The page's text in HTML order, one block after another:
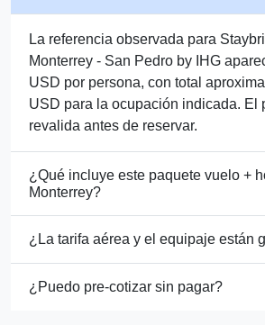
La referencia observada para
Monterrey - San Pedro by IHG
USD por persona, con total
USD para la ocupación indicada. El
revalida antes de reservar.
¿Qué incluye este paquete vuelo +
Monterrey?
¿La tarifa aérea y el equipaje están
¿Puedo pre-cotizar sin pagar?